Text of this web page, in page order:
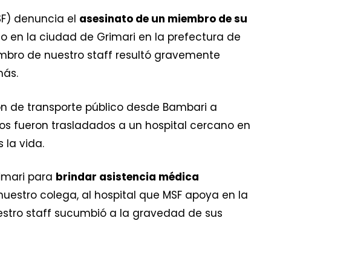
denuncia el asesinato de un miembro de su
en la ciudad de Grimari en la prefectura de
de nuestro staff resultó gravemente
de transporte público desde Bambari a
fueron trasladados a un hospital cercano en
la vida.
para brindar asistencia médica
colega, al hospital que MSF apoya en la
staff sucumbió a la gravedad de sus